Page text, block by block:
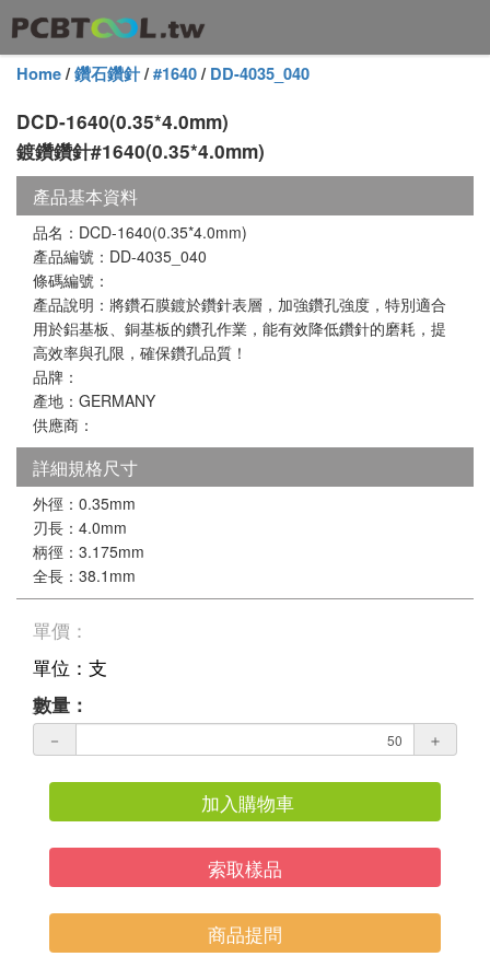
Home/鑽石鑽針/#1640/DD-4035_040
DCD-1640(0.35*4.0mm)
鍍鑽鑽針#1640(0.35*4.0mm)
產品基本資料
品名：DCD-1640(0.35*4.0mm)
產品編號：DD-4035_040
條碼編號：
產品說明：將鑽石膜鍍於鑽針表層，加強鑽孔強度，特別適合
用於鋁基板、銅基板的鑽孔作業，能有效降低鑽針的磨耗，提
高效率與孔限，確保鑽孔品質！
品牌：
產地：GERMANY
供應商：
詳細規格尺寸
外徑：0.35mm
刃長：4.0mm
柄徑：3.175mm
全長：38.1mm
單價：
單位：支
數量：
－ ＋
加入購物車
索取樣品
商品提問